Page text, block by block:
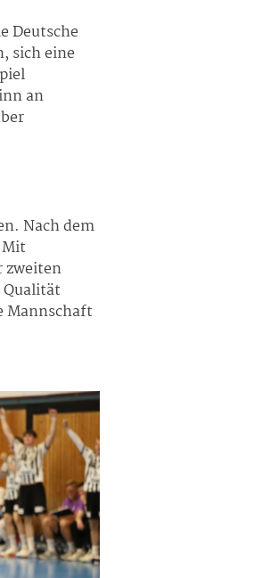
Deutsche
sich eine
an
Nach dem
Mit
zweiten
Qualität
Mannschaft